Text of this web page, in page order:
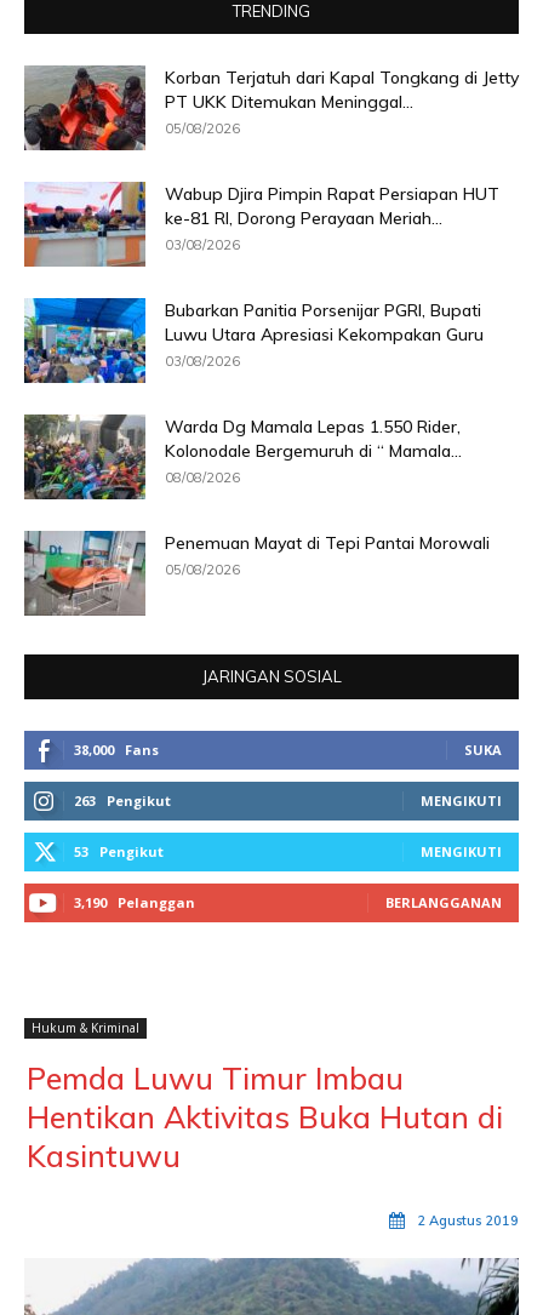
TRENDING
Korban Terjatuh dari Kapal Tongkang di Jetty
PT UKK Ditemukan Meninggal...
05/08/2026
Wabup Djira Pimpin Rapat Persiapan HUT
ke-81 RI, Dorong Perayaan Meriah...
03/08/2026
Bubarkan Panitia Porsenijar PGRI, Bupati
Luwu Utara Apresiasi Kekompakan Guru
03/08/2026
Warda Dg Mamala Lepas 1.550 Rider,
Kolonodale Bergemuruh di “ Mamala...
08/08/2026
Penemuan Mayat di Tepi Pantai Morowali
05/08/2026
JARINGAN SOSIAL
38,000 Fans SUKA
263 Pengikut MENGIKUTI
53 Pengikut MENGIKUTI
3,190 Pelanggan BERLANGGANAN